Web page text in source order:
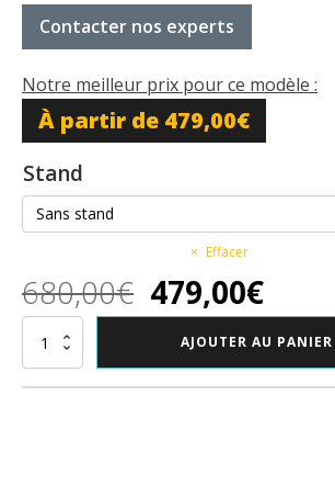
Contacter nos experts
Notre meilleur prix pour ce modèle :
À partir de 479,00€
Stand
Effacer
680,00€
Le
prix
initial
479,00€
Le
prix
actuel
quantité
AJOUTER AU PANIER